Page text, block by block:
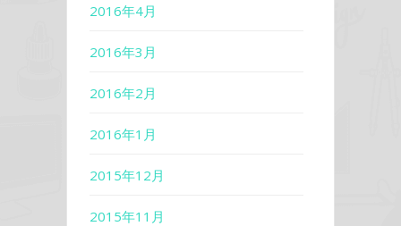
2016年4月
2016年3月
2016年2月
2016年1月
2015年12月
2015年11月